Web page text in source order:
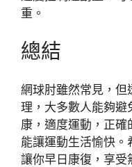
重。
總結
網球肘雖然常見，但
理，大多數人能夠避
康，適度運動，正確
能讓運動生活愉快。
讓你早日康復，享受